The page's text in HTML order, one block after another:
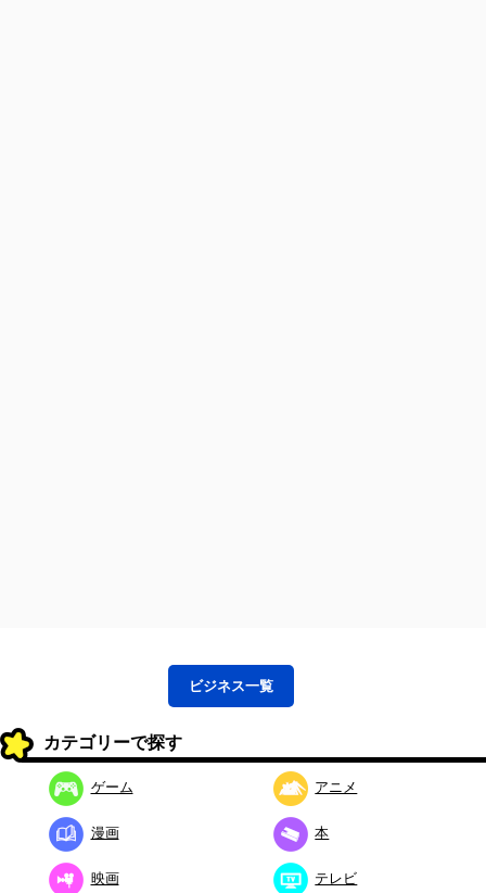
ビジネス一覧
カテゴリーで探す
ゲーム アニメ
漫画 本
映画 テレビ